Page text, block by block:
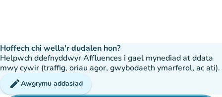
Hoffech chi wella'r dudalen hon?
Helpwch ddefnyddwyr Affluences i gael mynediad at ddata
mwy cywir (traffig, oriau agor, gwybodaeth ymarferol, ac ati).
editAwgrymu addasiad